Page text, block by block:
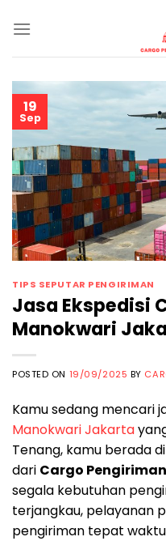
19
Sep
TIPS SEPUTAR PENGIRIMAN
Jasa Ekspedisi
Manokwari
POSTED ON 19/09/2025 BY
Kamu sedang mencari
Manokwari Jakarta
Tenang, kamu berada
dari Cargo
segala kebutuhan
terjangkau, pelayanan
pengiriman tepat